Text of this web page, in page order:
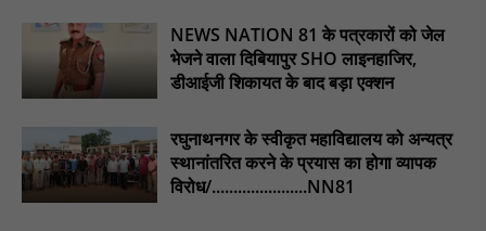
ईदगाह परिसर में वृक्षारोपण कर मनाया गया इमरान प्रतापगढ़ी जी का जन्मदिन
: nn81
NEWS NATION 81 के पत्रकारों को जेल
भेजने वाला दिबियापुर SHO लाइनहाजिर,
डीआईजी शिकायत के बाद बड़ा एक्शन
रघुनाथनगर के स्वीकृत महाविद्यालय को अन्यत्र
स्थानांतरित करने के प्रयास का होगा व्यापक
विरोध/......................NN81